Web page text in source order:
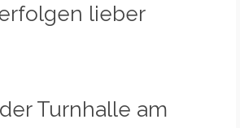
lieber
Turnhalle am